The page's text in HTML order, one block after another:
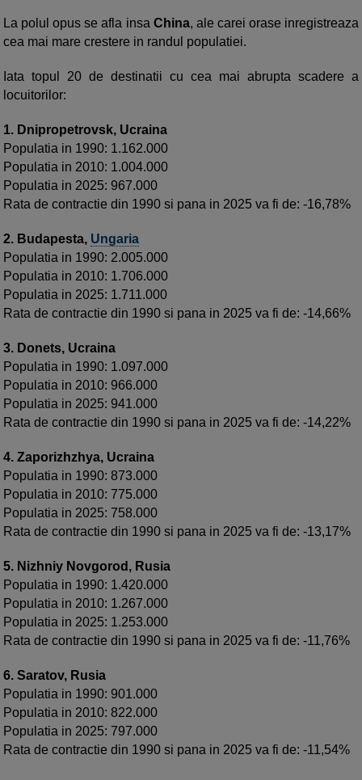
La polul opus se afla insa China, ale carei orase inregistreaza
cea mai mare crestere in randul populatiei.
Iata topul 20 de destinatii cu cea mai abrupta scadere a
locuitorilor:
1. Dnipropetrovsk, Ucraina
Populatia in 1990: 1.162.000
Populatia in 2010: 1.004.000
Populatia in 2025: 967.000
Rata de contractie din 1990 si pana in 2025 va fi de: -16,78%
2. Budapesta, Ungaria
Populatia in 1990: 2.005.000
Populatia in 2010: 1.706.000
Populatia in 2025: 1.711.000
Rata de contractie din 1990 si pana in 2025 va fi de: -14,66%
3. Donets, Ucraina
Populatia in 1990: 1.097.000
Populatia in 2010: 966.000
Populatia in 2025: 941.000
Rata de contractie din 1990 si pana in 2025 va fi de: -14,22%
4. Zaporizhzhya, Ucraina
Populatia in 1990: 873.000
Populatia in 2010: 775.000
Populatia in 2025: 758.000
Rata de contractie din 1990 si pana in 2025 va fi de: -13,17%
5. Nizhniy Novgorod, Rusia
Populatia in 1990: 1.420.000
Populatia in 2010: 1.267.000
Populatia in 2025: 1.253.000
Rata de contractie din 1990 si pana in 2025 va fi de: -11,76%
6. Saratov, Rusia
Populatia in 1990: 901.000
Populatia in 2010: 822.000
Populatia in 2025: 797.000
Rata de contractie din 1990 si pana in 2025 va fi de: -11,54%